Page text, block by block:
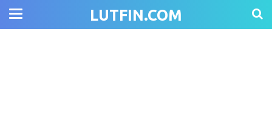
LUTFIN.COM